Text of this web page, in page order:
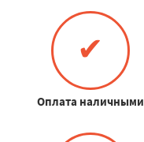
✔
Оплата наличными